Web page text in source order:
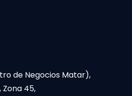
de Negocios Matar),
Zona 45,